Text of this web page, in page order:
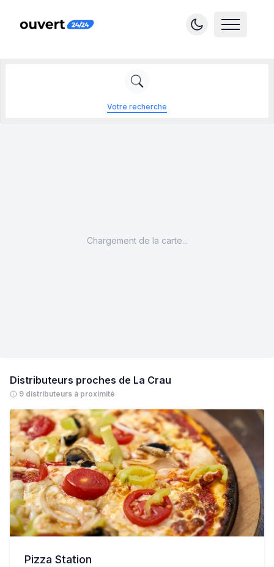
Votre recherche
Distributeurs proches de La Crau
9 distributeurs à proximité
Pizza Station
Chargement de la carte...